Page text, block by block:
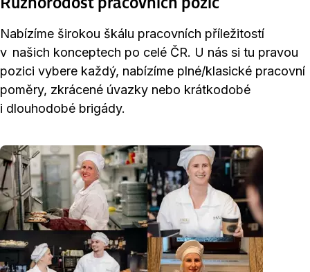
Nabízíme širokou škálu pracovních příležitostí
v našich konceptech po celé ČR. U nás si tu pravou
pozici vybere každý, nabízíme plné/klasické pracovní
poměry, zkrácené úvazky nebo krátkodobé
i dlouhodobé brigády.